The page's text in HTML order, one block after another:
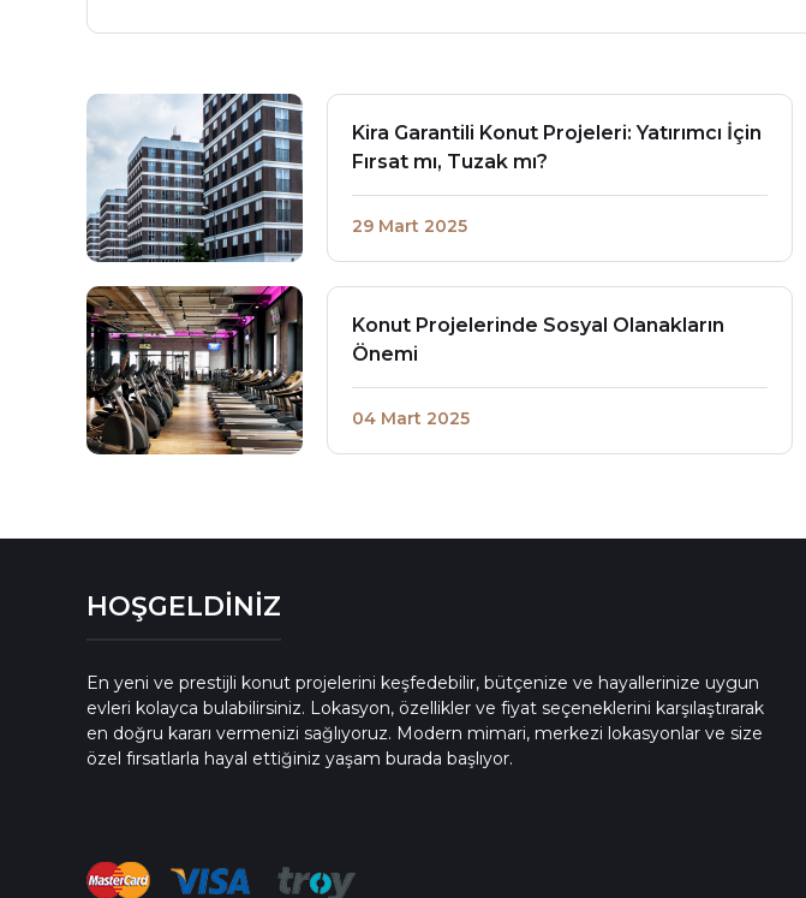
Kira Garantili Konut Projeleri: Yatırımcı İçin
Fırsat mı, Tuzak mı?
29 Mart 2025
Konut Projelerinde Sosyal Olanakların
Önemi
04 Mart 2025
HOŞGELDİNİZ
En yeni ve prestijli konut projelerini keşfedebilir, bütçenize ve hayallerinize uygun
evleri kolayca bulabilirsiniz. Lokasyon, özellikler ve fiyat seçeneklerini karşılaştırarak
en doğru kararı vermenizi sağlıyoruz. Modern mimari, merkezi lokasyonlar ve size
özel fırsatlarla hayal ettiğiniz yaşam burada başlıyor.